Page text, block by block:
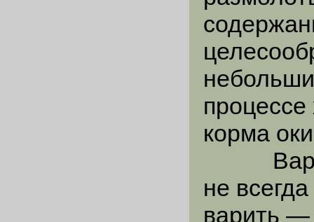
корма
Варка
не
варить —